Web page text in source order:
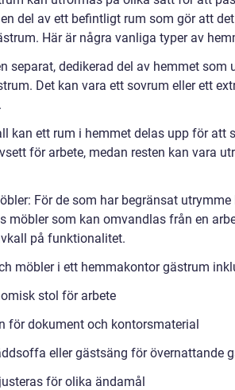
del av ett befintligt rum som gör att
Här är några vanliga typer av
separat, dedikerad del av hemmet
Det kan vara ett sovrum eller ett
kan ett rum i hemmet delas upp för att
för arbete, medan resten kan vara
För de som har begränsat
möbler som kan omvandlas från en
på funktionalitet.
möbler i ett hemmakontor gästrum
stol för arbete
för dokument och kontorsmaterial
eller gästsäng för övernattande
för olika ändamål